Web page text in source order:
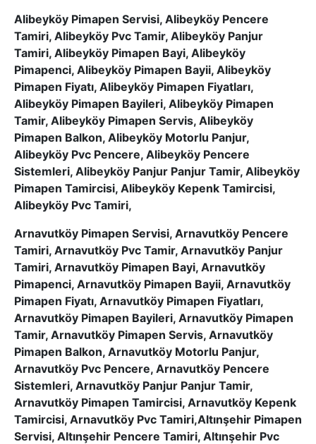
Alibeyköy Pimapen Servisi, Alibeyköy Pencere
Tamiri, Alibeyköy Pvc Tamir, Alibeyköy Panjur
Tamiri, Alibeyköy Pimapen Bayi, Alibeyköy
Pimapenci, Alibeyköy Pimapen Bayii, Alibeyköy
Pimapen Fiyatı, Alibeyköy Pimapen Fiyatları,
Alibeyköy Pimapen Bayileri, Alibeyköy Pimapen
Tamir, Alibeyköy Pimapen Servis, Alibeyköy
Pimapen Balkon, Alibeyköy Motorlu Panjur,
Alibeyköy Pvc Pencere, Alibeyköy Pencere
Sistemleri, Alibeyköy Panjur Panjur Tamir, Alibeyköy
Pimapen Tamircisi, Alibeyköy Kepenk Tamircisi,
Alibeyköy Pvc Tamiri,
Arnavutköy Pimapen Servisi, Arnavutköy Pencere
Tamiri, Arnavutköy Pvc Tamir, Arnavutköy Panjur
Tamiri, Arnavutköy Pimapen Bayi, Arnavutköy
Pimapenci, Arnavutköy Pimapen Bayii, Arnavutköy
Pimapen Fiyatı, Arnavutköy Pimapen Fiyatları,
Arnavutköy Pimapen Bayileri, Arnavutköy Pimapen
Tamir, Arnavutköy Pimapen Servis, Arnavutköy
Pimapen Balkon, Arnavutköy Motorlu Panjur,
Arnavutköy Pvc Pencere, Arnavutköy Pencere
Sistemleri, Arnavutköy Panjur Panjur Tamir,
Arnavutköy Pimapen Tamircisi, Arnavutköy Kepenk
Tamircisi, Arnavutköy Pvc Tamiri,Altınşehir Pimapen
Servisi, Altınşehir Pencere Tamiri, Altınşehir Pvc